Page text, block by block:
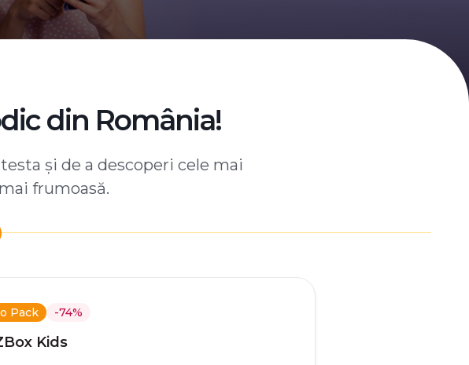
din România!
și de a descoperi cele mai
frumoasă.
Pack -74%
Kids